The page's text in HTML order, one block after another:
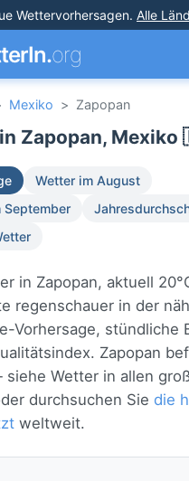
Wettervorhersagen. Alle
org
Mexiko > Zapopan
Zapopan,
Wetter im August
September
in Zapopan, aktuell
regenschauer in der
Vorhersage, stündliche
Zapopan
Wetter in allen
durchsuchen Sie die
weltweit.